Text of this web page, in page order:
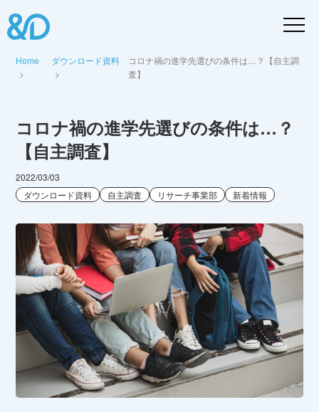
Home ダウンロード資料
コロナ禍の進学先選びの条件は…？【自主調
査】
コロナ禍の進学先選びの条件は…？
【自主調査】
2022/03/03
ダウンロード資料
自主調査 リサーチ事業部 新着情報